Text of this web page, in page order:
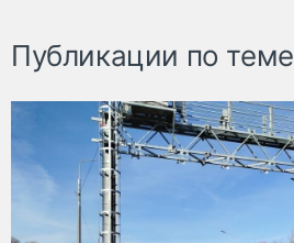
Публикации по теме